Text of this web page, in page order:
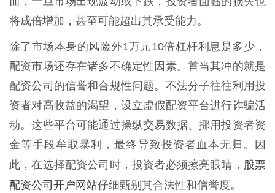
将成倍增加，甚至可能超出其承受能力。
除了市场本身的风险外1万元10倍杠杆利息是多少，
配资市场还存在诸多不确定性因素。首当其冲的就是
配资公司的信誉和合规性问题。不法分子往往利用投
资者对高收益的渴望，设立虚假配资平台进行诈骗活
动。这些平台可能通过操纵交易数据、挪用投资者资
金等手段牟取暴利，最终导致投资者血本无归。因
此，在选择配资公司时，投资者必须擦亮眼睛， 股票
配资公司开户网站仔细甄别其合法性和信誉度。